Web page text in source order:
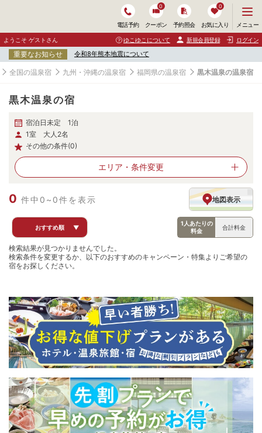
電話予約 クーポン
0
予約照会 お気に入り
0
ニ
ュ
ー
開
く
メニュー
ようこそ ゲストさん ゆこゆこについて 新規会員登録 ログイン
重要なお知らせ 令和8年熊本地震について
全国の温泉宿 九州・沖縄の温泉宿 福岡県の温泉宿 黒木温泉の温泉宿
黒木温泉の宿
宿泊日未定 1泊
1室 大人2名
その他の条件(0)
エリア・ 条件変更
0 件中0~0件を表示 地図表示
おすすめ順 ▼
1人あたりの
料金
合計料金
検索結果が見つかりませんでした。
検索条件を変更するか、以下のおすすめのキャンペーン・特集よりご希望の
宿をお探しください。